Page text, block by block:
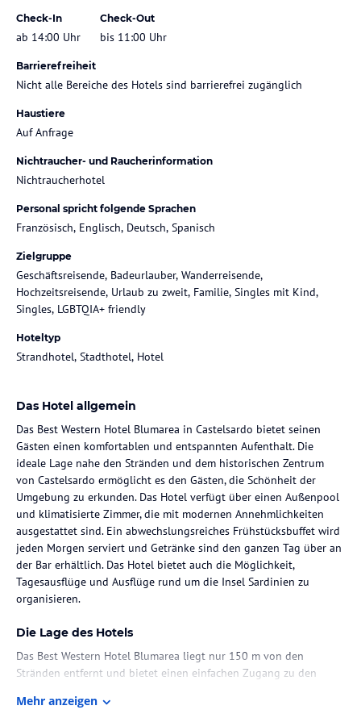
Check-In
ab 14:00 Uhr
Check-Out
bis 11:00 Uhr
Barrierefreiheit
Nicht alle Bereiche des Hotels sind barrierefrei zugänglich
Haustiere
Auf Anfrage
Nichtraucher- und Raucherinformation
Nichtraucherhotel
Personal spricht folgende Sprachen
Französisch, Englisch, Deutsch, Spanisch
Zielgruppe
Geschäftsreisende, Badeurlauber, Wanderreisende,
Hochzeitsreisende, Urlaub zu zweit, Familie, Singles mit Kind,
Singles, LGBTQIA+ friendly
Hoteltyp
Strandhotel, Stadthotel, Hotel
Das Hotel allgemein
Das Best Western Hotel Blumarea in Castelsardo bietet seinen
Gästen einen komfortablen und entspannten Aufenthalt. Die
ideale Lage nahe den Stränden und dem historischen Zentrum
von Castelsardo ermöglicht es den Gästen, die Schönheit der
Umgebung zu erkunden. Das Hotel verfügt über einen Außenpool
und klimatisierte Zimmer, die mit modernen Annehmlichkeiten
ausgestattet sind. Ein abwechslungsreiches Frühstücksbuffet wird
jeden Morgen serviert und Getränke sind den ganzen Tag über an
der Bar erhältlich. Das Hotel bietet auch die Möglichkeit,
Tagesausflüge und Ausflüge rund um die Insel Sardinien zu
organisieren.
Die Lage des Hotels
Das Best Western Hotel Blumarea liegt nur 150 m von den
Stränden entfernt und bietet einen einfachen Zugang zu den
Zentrum von Castelsardo ist nur 3 km entfernt und lädt die Gäste
Mehr anzeigen